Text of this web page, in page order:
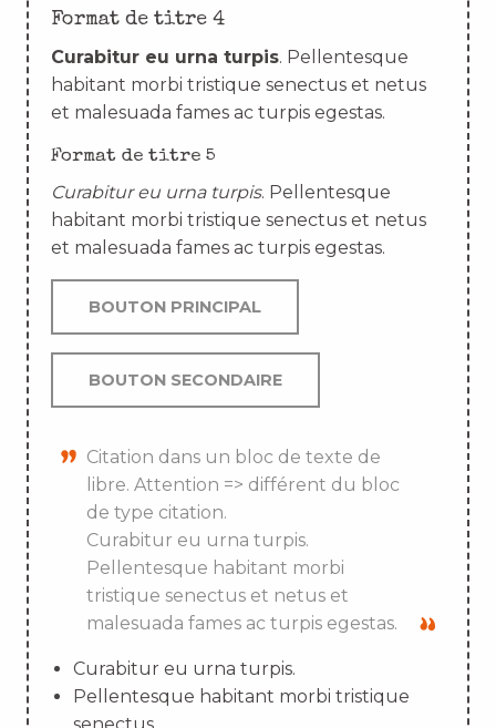
Format de titre 4
Curabitur eu urna turpis. Pellentesque
habitant morbi tristique senectus et netus
et malesuada fames ac turpis egestas.
Format de titre 5
Curabitur eu urna turpis. Pellentesque
habitant morbi tristique senectus et netus
et malesuada fames ac turpis egestas.
BOUTON PRINCIPAL
BOUTON SECONDAIRE
Citation dans un bloc de texte de
libre. Attention => différent du bloc
de type citation.
Curabitur eu urna turpis.
Pellentesque habitant morbi
tristique senectus et netus et
malesuada fames ac turpis egestas.
Curabitur eu urna turpis.
Pellentesque habitant morbi tristique